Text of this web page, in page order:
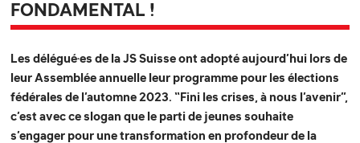
FONDAMENTAL !
Les délégué·es de la JS Suisse ont adopté aujourd’hui lors de
leur Assemblée annuelle leur programme pour les élections
fédérales de l’automne 2023. “Fini les crises, à nous l’avenir”,
c’est avec ce slogan que le parti de jeunes souhaite
s’engager pour une transformation en profondeur de la